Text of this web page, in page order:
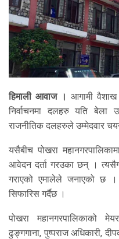
हिमाली आवाज । आगामी
निर्वाचनमा दलहरु यति
राजनीतिक दलहरुले उम्मेदवार
यसैबीच पोखरा
आवेदन दर्ता गरउका छन् ।
गराएको एमालेले जनाएको छ
सिफारिस गर्दैछ ।
पोखरा महानगरपालिकाको
ढुङ्गगाना, पुष्पराज अधिकारी,